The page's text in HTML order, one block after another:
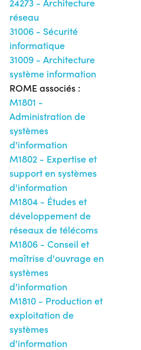
24273 - Architecture
réseau
31006 - Sécurité
informatique
31009 - Architecture
système information
ROME associés :
M1801 -
Administration de
systèmes
d'information
M1802 - Expertise et
support en systèmes
d'information
M1804 - Études et
développement de
réseaux de télécoms
M1806 - Conseil et
maîtrise d'ouvrage en
systèmes
d'information
M1810 - Production et
exploitation de
systèmes
d'information